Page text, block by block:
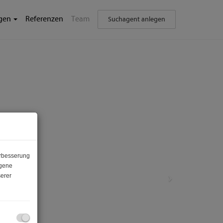
Referenzen Team Suchagent anlegen